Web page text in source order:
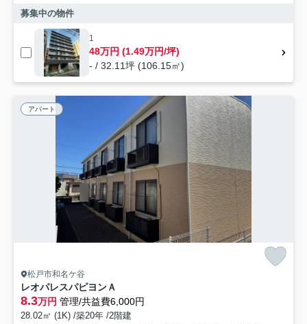
募集中の物件
1
48万円 (1.49万円/坪)
- / 32.11坪 (106.15㎡)
アパート
松戸市和名ケ谷
レオパレスパピヨンＡ
8.3万円 管理/共益費6,000円
28.02㎡ (1K) /築20年 /2階建